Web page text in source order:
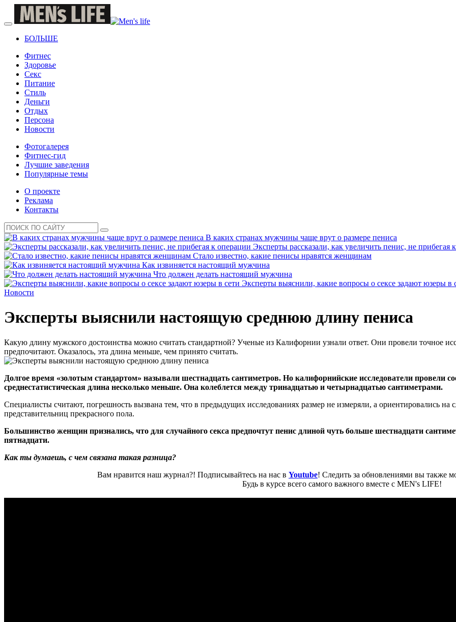
БОЛЬШЕ
Фитнес
Здоровье
Секс
Питание
Стиль
Деньги
Отдых
Персона
Новости
Фотогалерея
Фитнес-гид
Лучшие заведения
Популярные темы
О проекте
Реклама
Контакты
В каких странах мужчины чаще врут о размере пениса
Эксперты рассказали, как увеличить пенис, не прибегая
Стало известно, какие пенисы нравятся женщинам
Как извиняется настоящий мужчина
Что должен делать настоящий мужчина
Эксперты выяснили, какие вопросы о сексе задают юзеры в
Новости
Эксперты выяснили настоящую среднюю длину пениса
Какую длину мужского достоинства можно считать стандартной? Ученые из Калифорнии узнали ответ. Они провели точное
предпочитают. Оказалось, эта длина меньше, чем принято считать.
Долгое время «золотым стандартом» называли шестнадцать сантиметров. Но калифорнийские исследователи провели
среднестатистическая длина несколько меньше. Она колеблется между тринадцатью и четырнадцатью сантиметрами.
Специалисты считают, погрешность вызвана тем, что в предыдущих исследованиях размер не измеряли, а ориентировались
представительниц прекрасного пола.
Большинство женщин признались, что для случайного секса предпочтут пенис длиной чуть больше шестнадцати
пятнадцати.
Как ты думаешь, с чем связана такая разница?
Вам нравится наш журнал?! Подписывайтесь на нас в Youtube! Следить за обновлениями вы также
Будь в курсе всего самого важного вместе с MEN's LIFE!